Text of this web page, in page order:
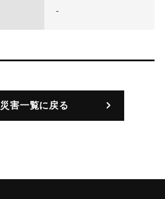
-
災害一覧に戻る